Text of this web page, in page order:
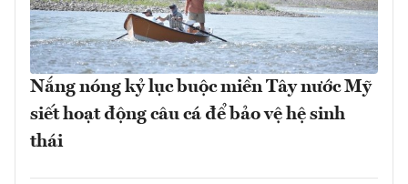
Nắng nóng kỷ lục buộc miền Tây nước Mỹ
siết hoạt động câu cá để bảo vệ hệ sinh
thái